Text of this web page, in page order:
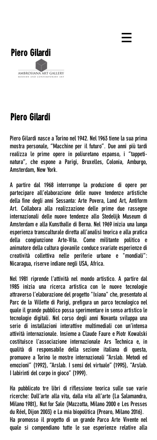
Piero Gilardi
Piero Gilardi
Piero Gilardi nasce a Torino nel 1942. Nel 1963 tiene la sua prima
mostra personale, “Macchine per il futuro”. Due anni più tardi
realizza le prime opere in poliuretano espanso, i “tappeti-
natura”, che espone a Parigi, Bruxelles, Colonia, Amburgo,
Amsterdam, New York.
A partire dal 1968 interrompe la produzione di opere per
partecipare all’elaborazione delle nuove tendenze artistiche
della fine degli anni Sessanta: Arte Povera, Land Art, Antiform
Art. Collabora alla realizzazione delle prime due rassegne
internazionali delle nuove tendenze allo Stedelijk Museum di
Amsterdam e alla Kunsthalle di Berna. Nel 1969 inizia una lunga
esperienza transculturale diretta all’analisi teorica e alla pratica
della congiunzione Arte-Vita. Come militante politico e
animatore della cultura giovanile conduce svariate esperienze di
creatività collettiva nelle periferie urbane e "mondiali”:
Nicaragua, riserve indiane negli USA, Africa.
Nel 1981 riprende l’attività nel mondo artistico. A partire dal
1985 inizia una ricerca artistica con le nuove tecnologie
attraverso l’elaborazione del progetto "Ixiana" che, presentato al
Parc de la Villette di Parigi, prefigura un parco tecnologico nel
quale il grande pubblico possa sperimentare in senso artistico le
tecnologie digitali. Nel corso degli anni Novanta sviluppa una
serie di installazioni interattive multimediali con un’intensa
attività internazionale. Insieme a Claude Faure e Piotr Kowalski
costituisce l’associazione internazionale Ars Technica e, in
qualità di responsabile della sezione italiana di questa,
promuove a Torino le mostre internazionali “Arslab. Metodi ed
emozioni” (1992), “Arslab. I sensi del virtuale” (1995), “Arslab.
I labirinti del corpo in gioco” (1999).
Ha pubblicato tre libri di riflessione teorica sulle sue varie
ricerche: Dall’arte alla vita, dalla vita all’arte (La Salamandra,
Milano 1981), Not for Sale (Mazzotta, Milano 2000 e Les Presses
du Réel, Dijon 2003) e La mia biopolitica (Prearo, Milano 2016).
Ha promosso il progetto di un grande Parco Arte Vivente nel
quale si compendiano tutte le sue esperienze relative alla